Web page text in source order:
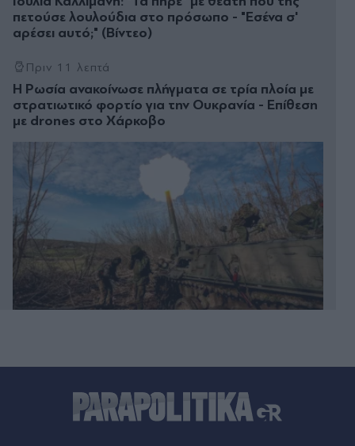
πετούσε λουλούδια στο πρόσωπο - "Εσένα σ'
αρέσει αυτό;" (Βίντεο)
Πριν 11 λεπτά
Η Ρωσία ανακοίνωσε πλήγματα σε τρία πλοία με
στρατιωτικό φορτίο για την Ουκρανία - Επίθεση
με drones στο Χάρκοβο
άνοιγμά τους, μειωμένη η κίνηση την τρέχουσα
εβδομάδα - Άνοδος στις τιμές του πετρελαίου